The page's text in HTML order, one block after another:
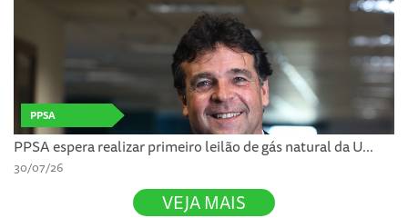
PPSA
PPSA espera realizar primeiro leilão de gás natural da U...
30/07/26
VEJA MAIS